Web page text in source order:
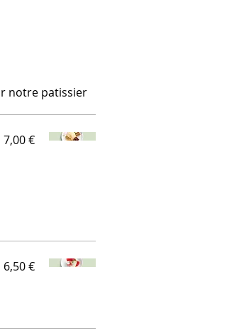
notre patissier
7,00 €
6,50 €